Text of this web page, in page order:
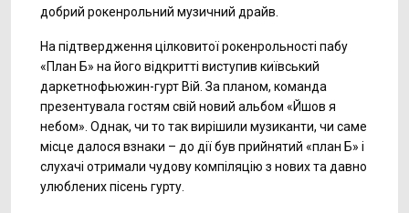
добрий рокенрольний музичний драйв.
На підтвердження цілковитої рокенрольності пабу
«План Б» на його відкритті виступив київський
даркетнофьюжин-гурт Вій. За планом, команда
презентувала гостям свій новий альбом «Йшов я
небом». Однак, чи то так вирішили музиканти, чи саме
місце далося взнаки – до дії був прийнятий «план Б» і
слухачі отримали чудову компіляцію з нових та давно
улюблених пісень гурту.